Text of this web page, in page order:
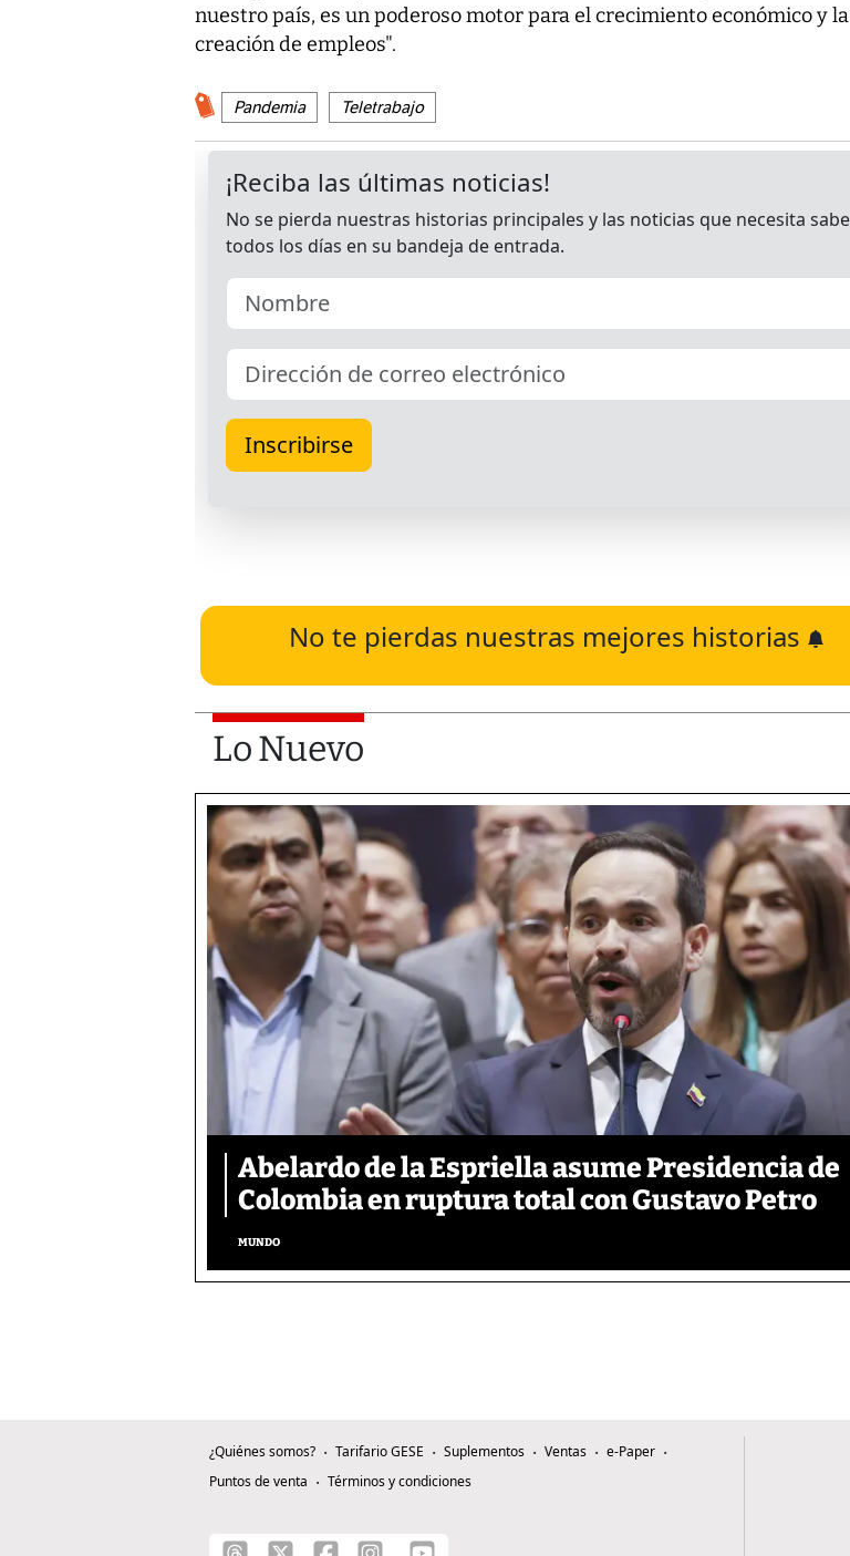
nuestro país, es un poderoso motor para el crecimiento económico y la
creación de empleos".
Pandemia Teletrabajo
No te pierdas nuestras mejores historias
Lo Nuevo
Abelardo de la Espriella asume Presidencia de
Colombia en ruptura total con Gustavo Petro
MUNDO
¿Quiénes somos? Tarifario GESE Suplementos Ventas
e-Paper
Puntos de venta
Términos y condiciones